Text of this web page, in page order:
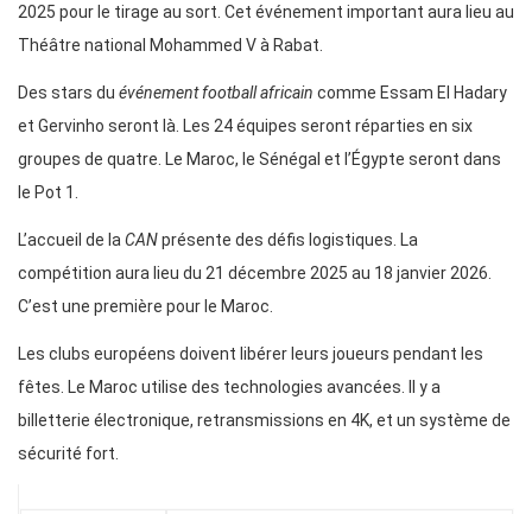
2025 pour le tirage au sort. Cet événement important aura lieu au
Théâtre national Mohammed V à Rabat.
Des stars du événement football africain comme Essam El Hadary
et Gervinho seront là. Les 24 équipes seront réparties en six
groupes de quatre. Le Maroc, le Sénégal et l’Égypte seront dans
le Pot 1.
L’accueil de la CANprésente des défis logistiques. La
compétition aura lieu du 21 décembre 2025 au 18 janvier 2026.
C’est une première pour le Maroc.
Les clubs européens doivent libérer leurs joueurs pendant les
fêtes. Le Maroc utilise des technologies avancées. Il y a
billetterie électronique, retransmissions en 4K, et un système de
sécurité fort.